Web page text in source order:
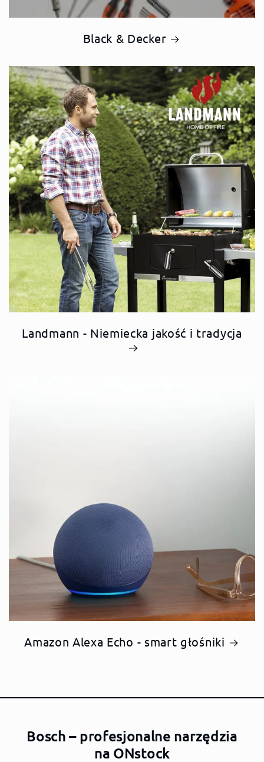
Black & Decker
Landmann - Niemiecka jakość i tradycja
Amazon Alexa Echo - smart głośniki
Bosch – profesjonalne narzędzia
na ONstock